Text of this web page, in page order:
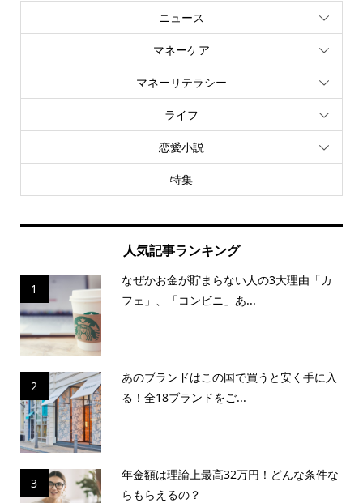
ニュース
マネーケア
マネーリテラシー
ライフ
恋愛小説
特集
人気記事ランキング
1
なぜかお金が貯まらない人の3大理由「カ
フェ」、「コンビニ」あ...
2
あのブランドはこの国で買うと安く手に入
る！全18ブランドをご...
3
年金額は理論上最高32万円！どんな条件な
らもらえるの？